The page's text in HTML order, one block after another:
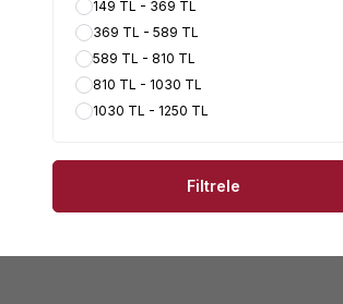
149 TL - 369 TL
369 TL - 589 TL
589 TL - 810 TL
810 TL - 1030 TL
1030 TL - 1250 TL
Filtrele